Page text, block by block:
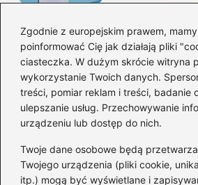
Zgodnie z europejskim prawem,
poinformować Cię jak działają pliki
ciasteczka. W dużym skrócie witryna
wykorzystanie Twoich danych.
treści, pomiar reklam i treści, badanie
ulepszanie usług. Przechowywanie
urządzeniu lub dostęp do nich.
Twoje dane osobowe będą
Twojego urządzenia (pliki cookie,
itp.) mogą być wyświetlane i
Co
Tusk?
wyprzedaży
Borys
jego